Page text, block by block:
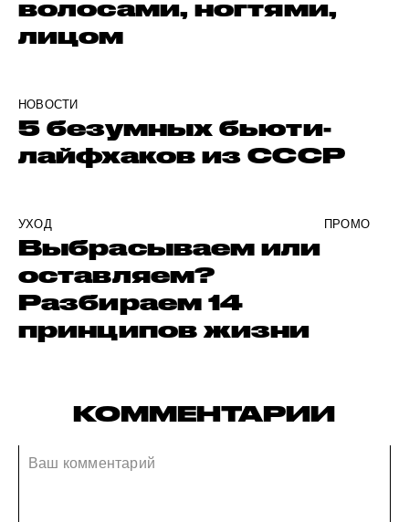
волосами, ногтями,
лицом
НОВОСТИ
5 безумных бьюти-
лайфхаков из СССР
УХОД ПРОМО
Выбрасываем или
оставляем?
Разбираем 14
принципов жизни
КОММЕНТАРИИ